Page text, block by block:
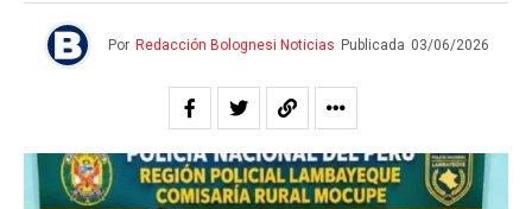
Por Redacción Bolognesi Noticias Publicada 03/06/2026